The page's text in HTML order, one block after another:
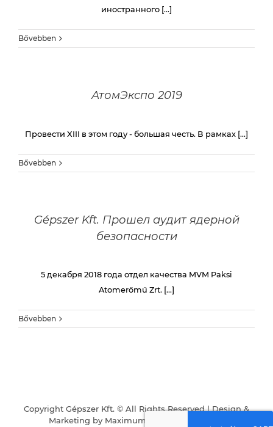
иностранного [...]
Bővebben
АтомЭкспо 2019
Провести XIII в этом году - большая честь. В рамках [...]
Bővebben
Gépszer Kft. Прошел аудит ядерной
безопасности
5 декабря 2018 года отдел качества MVM Paksi
Atomerőmű Zrt. [...]
Bővebben
Copyright Gépszer Kft. © All Rights Reserved | Design &
Marketing by Maximum Business